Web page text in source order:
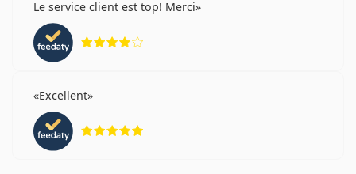
Le service client est top! Merci
Excellent